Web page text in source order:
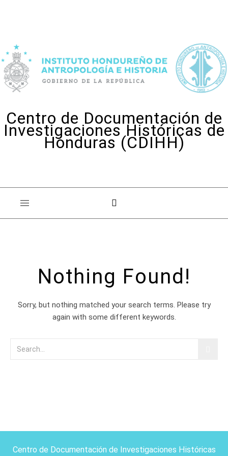
Centro de Documentación de
Investigaciones Históricas de
Honduras (CDIHH)
Nothing Found!
Sorry, but nothing matched your search terms. Please try
again with some different keywords.
Centro de Documentación de Investigaciones Históricas